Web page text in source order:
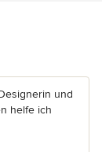
und
helfe ich